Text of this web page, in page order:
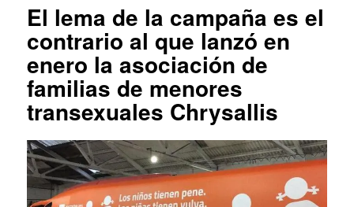
El lema de la campaña es el
contrario al que lanzó en
enero la asociación de
familias de menores
transexuales Chrysallis